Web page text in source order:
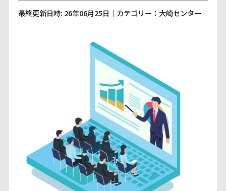
最終更新日時: 26年06月25日｜カテゴリー：大崎センター